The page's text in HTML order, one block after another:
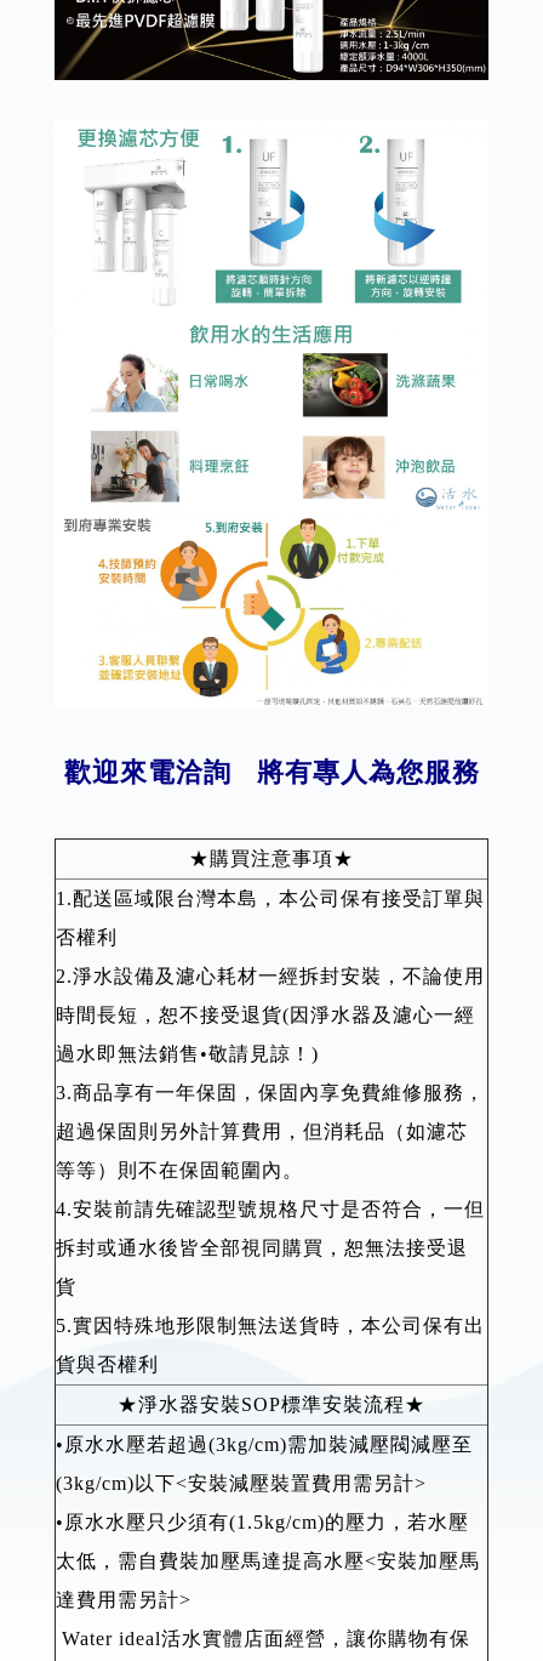
歡迎來電洽詢 將有專人為您服務
★購買注意事項★
1.配送區域限台灣本島，本公司保有接受訂單與
否權利
2.淨水設備及濾心耗材一經拆封安裝，不論使用
時間長短，恕不接受退貨(因淨水器及濾心一經
過水即無法銷售•敬請見諒！)
3.商品享有一年保固，保固內享免費維修服務，
超過保固則另外計算費用，但消耗品（如濾芯
等等）則不在保固範圍內。
4.安裝前請先確認型號規格尺寸是否符合，一但
拆封或通水後皆全部視同購買，恕無法接受退
貨
5.實因特殊地形限制無法送貨時，本公司保有出
貨與否權利
★淨水器安裝SOP標準安裝流程★
•原水水壓若超過(3kg/cm)需加裝減壓閥減壓至
(3kg/cm)以下<安裝減壓裝置費用需另計>
•原水水壓只少須有(1.5kg/cm)的壓力，若水壓
太低，需自費裝加壓馬達提高水壓<安裝加壓馬
達費用需另計>
Water ideal活水實體店面經營，讓你購物有保